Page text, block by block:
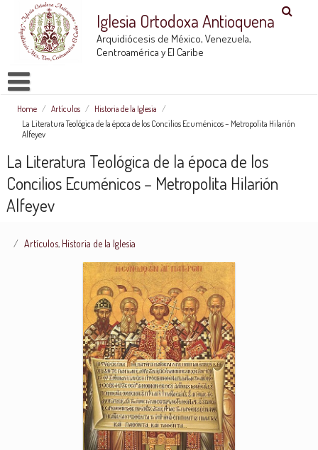
Iglesia Ortodoxa Antioquena
Arquidiócesis de México, Venezuela,
Centroamérica y El Caribe
Home / Artículos / Historia de la Iglesia /
La Literatura Teológica de la época de los Concilios Ecuménicos – Metropolita Hilarión
Alfeyev
La Literatura Teológica de la época de los
Concilios Ecuménicos – Metropolita Hilarión
Alfeyev
Artículos, Historia de la Iglesia